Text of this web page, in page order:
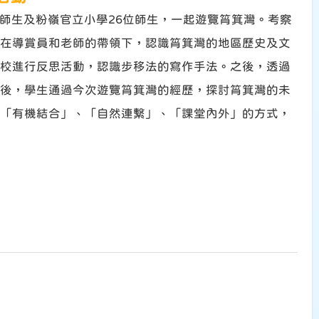
生及粉嶺官立小學26位師生，一起遊覽筲箕灣。考察
導賞員和老師的帶領下，認識筲箕灣的地區歷史及文
進行反思活動，認識步移法的寫作手法。之後，透過
，學生通過今次遊覽筲箕灣的經歷，探討筲箕灣的未
有機結合」、「自然連繫」、「課堂內外」的方式，